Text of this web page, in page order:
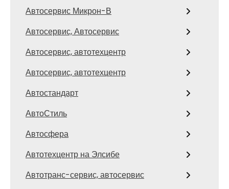
Автосервис Микрон-В
Автосервис, Автосервис
Автосервис, автотехцентр
Автосервис, автотехцентр
Автостандарт
АвтоСтиль
Автосфера
Автотехцентр на Элсибе
Автотранс-сервис, автосервис